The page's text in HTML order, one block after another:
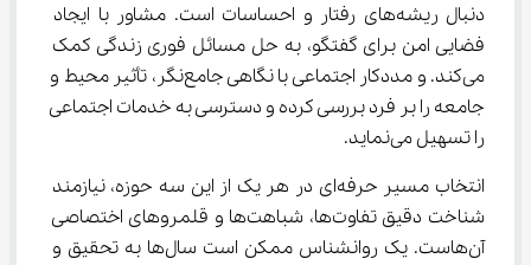
دنبال ریشه‌های رفتار و احساسات است. مشاور با ایجاد
فضایی امن برای گفتگو، به حل مسائل فوری زندگی کمک
می‌کند. و مددکار اجتماعی با نگاهی جامع‌نگر، تأثیر محیط و
جامعه را بر فرد بررسی کرده و دسترسی به خدمات اجتماعی
را تسهیل می‌نماید.
انتخاب مسیر حرفه‌ای در هر یک از این سه حوزه، نیازمند
شناخت دقیق تفاوت‌ها، شباهت‌ها و قلمروهای اختصاصی
آن‌هاست. یک روانشناس ممکن است سال‌ها به تحقیق و